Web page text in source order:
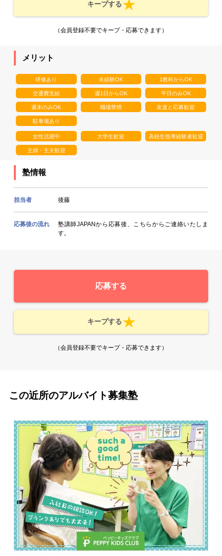
キープする
（会員登録不要でキープ・応募できます）
メリット
研修あり 未経験OK 1教科からOK
交通費支給 週1日からOK 平日のみOK
週末のみOK 職場禁煙 友達と応募歓迎
駐車場あり
女性活躍中 大学生歓迎 高校生指導経験者歓迎
主婦・主夫歓迎
塾情報
担当者 後藤
応募後の流れ
塾講師JAPANから応募後、こちらからご連絡いたしま
す。
応募する
キープする
（会員登録不要でキープ・応募できます）
この近所のアルバイト募集塾